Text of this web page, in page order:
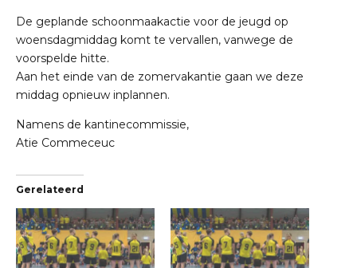
De geplande schoonmaakactie voor de jeugd op
woensdagmiddag komt te vervallen, vanwege de
voorspelde hitte.
Aan het einde van de zomervakantie gaan we deze
middag opnieuw inplannen.
Namens de kantinecommissie,
Atie Commeceuc
Gerelateerd